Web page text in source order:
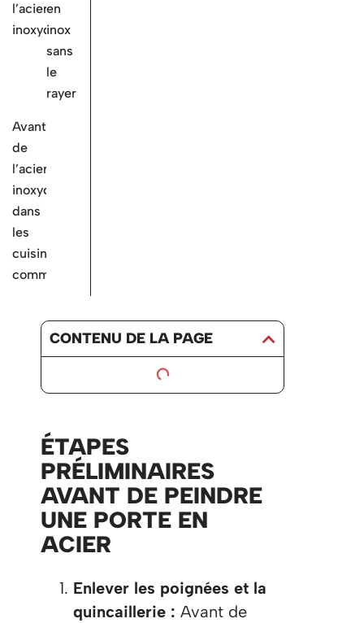
l’acier
inoxydable?
en
inox
sans
le
rayer
Avantages
de
l’acier
inoxydable
dans
les
cuisines
commerciales
CONTENU DE LA PAGE
ÉTAPES
PRÉLIMINAIRES
AVANT DE PEINDRE
UNE PORTE EN
ACIER
Enlever les poignées et la
quincaillerie : Avant de